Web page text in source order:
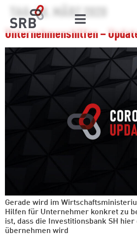
TAG:18. MÄRZ 2020
Unternehmenshilfen –
Gerade wird im
Hilfen für Unternehmer konkret zu
ist, dass die Investitionsbank SH
übernehmen wird